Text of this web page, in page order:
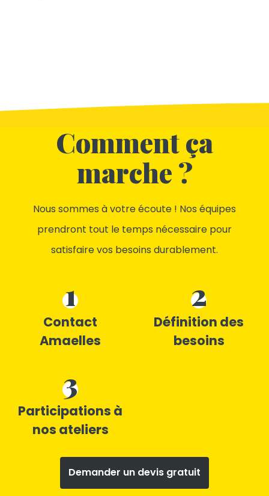
Comment ça
marche ?
Nous sommes à votre écoute ! Nos équipes
prendront tout le temps nécessaire pour
satisfaire vos besoins durablement.
1
Contact
Amaelles
2
Définition des
besoins
3
Participations à
nos ateliers
Demander un devis gratuit